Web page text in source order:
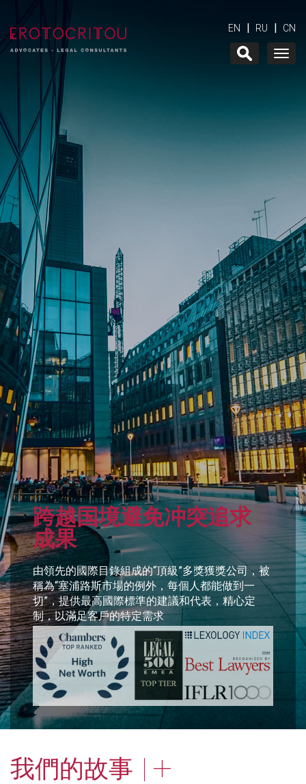
EN | RU | CN
跨越国境避免冲突追求
成果
由領先的國際目錄組成的“頂級”多獎獲獎公司，被
稱為“塞浦路斯市場的例外，每個人都能做到一
切”，提供最高國際標準的建議和代表，精心定
制，以滿足客戶的特定需求
我們的故事